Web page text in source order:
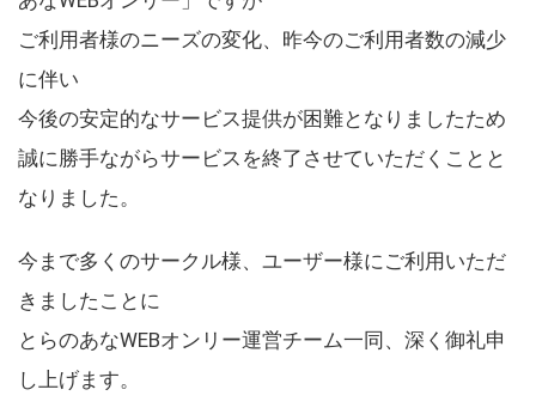
ご利用者様のニーズの変化、昨今のご利用者数の減少
に伴い
今後の安定的なサービス提供が困難となりましたため
誠に勝手ながらサービスを終了させていただくことと
なりました。
今まで多くのサークル様、ユーザー様にご利用いただ
きましたことに
とらのあなWEBオンリー運営チーム一同、深く御礼申
し上げます。